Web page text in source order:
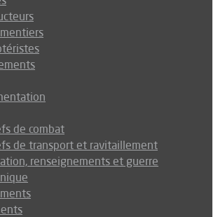
de combat
de transport et ravitaillement
renseignements et guerre